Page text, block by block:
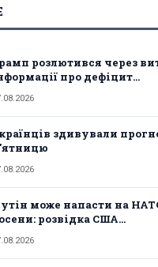
розлютився через
про дефіцит...
здивували
може напасти на
розвідка США...